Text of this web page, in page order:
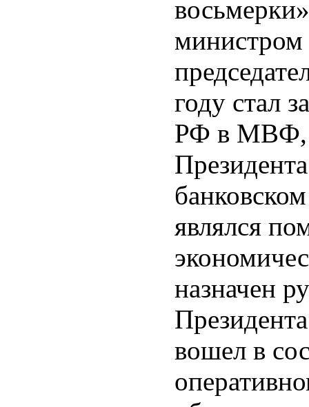
министром
году стал
РФ в МВФ,
являлся
назначен
вошел в